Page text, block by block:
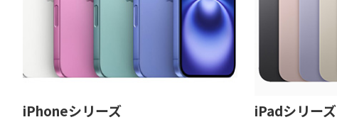
iPhoneシリーズ iPadシリーズ